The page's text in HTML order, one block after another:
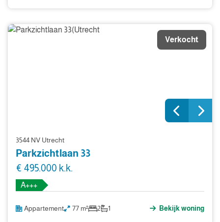
Verkocht
3544 NV Utrecht
Parkzichtlaan 33
€ 495.000 k.k.
A+++
Appartement 77 m² 2 1 Bekijk woning